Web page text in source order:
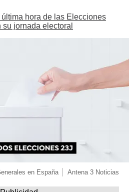
hora de las Elecciones
jornada electoral
en España Antena 3 Noticias